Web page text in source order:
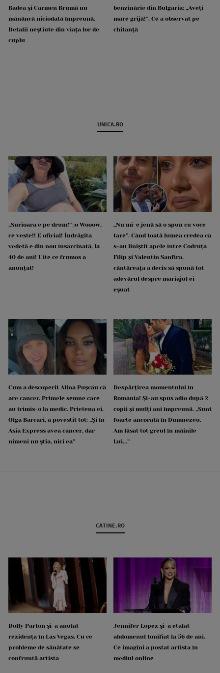
Badea și Carmen Brumă nu
mănâncă niciodată împreună.
Detalii neștiute din viața lor de
cuplu
benzinărie din Bulgaria: „Aveți
mare grijă!”. Ce a observat pe
chitanță
UNICA.RO
„Surioara e pe drum!” :o Wooow,
ce veste!! E oficial! Îndrăgita
vedetă e din nou însărcinată, la
40 de ani! Uite ce frumos a
anunțat!
„Nu mi-e jenă să o spun cu voce
tare”. Când toată lumea credea că
s-au liniștit apele între Codruța
Filip și Valentin Sanfira,
cântăreața a decis să spună tot
adevărul despre mariajul ei
eșuat
Cum a descoperit Alina Pușcău că
are cancer. Primele semne care
au trimis-o la medic. Prietena ei,
Olga Barcari, a povestit tot: „Și în
Asia Express avea cancer, dar
nimeni nu știa, nici ea”
Despărțirea momentului în
România! Și-au spus adio după 2
copii și mulți ani împreună. „Sunt
foarte ancorată în Dumnezeu.
Am lăsat tot greul în mâinile
Lui...”
CATINE.RO
Dolly Parton și-a anulat
rezidența în Las Vegas. Cu ce
probleme de sănătate se
confruntă artista
Jennifer Lopez și-a etalat
abdomenul tonifiat la 56 de ani.
Ce imagini a postat artista în
mediul online